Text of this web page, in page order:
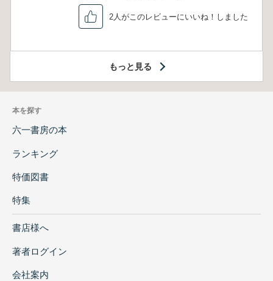
2人がこのレビューにいいね！しました
もっと見る
本を探す
六一書房の本
ランキング
特価図書
特集
書店様へ
著者ログイン
会社案内